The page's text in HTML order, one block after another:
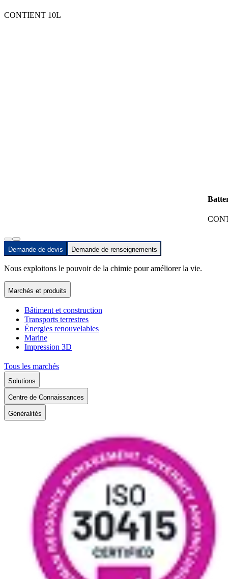
CONTIENT 10L
Demande de devis Demande de renseignements
Nous exploitons le pouvoir de la chimie pour améliorer la vie.
Marchés et produits
Bâtiment et construction
Transports terrestres
Énergies renouvelables
Marine
Impression 3D
Tous les marchés
Solutions
Centre de Connaissances
Généralités